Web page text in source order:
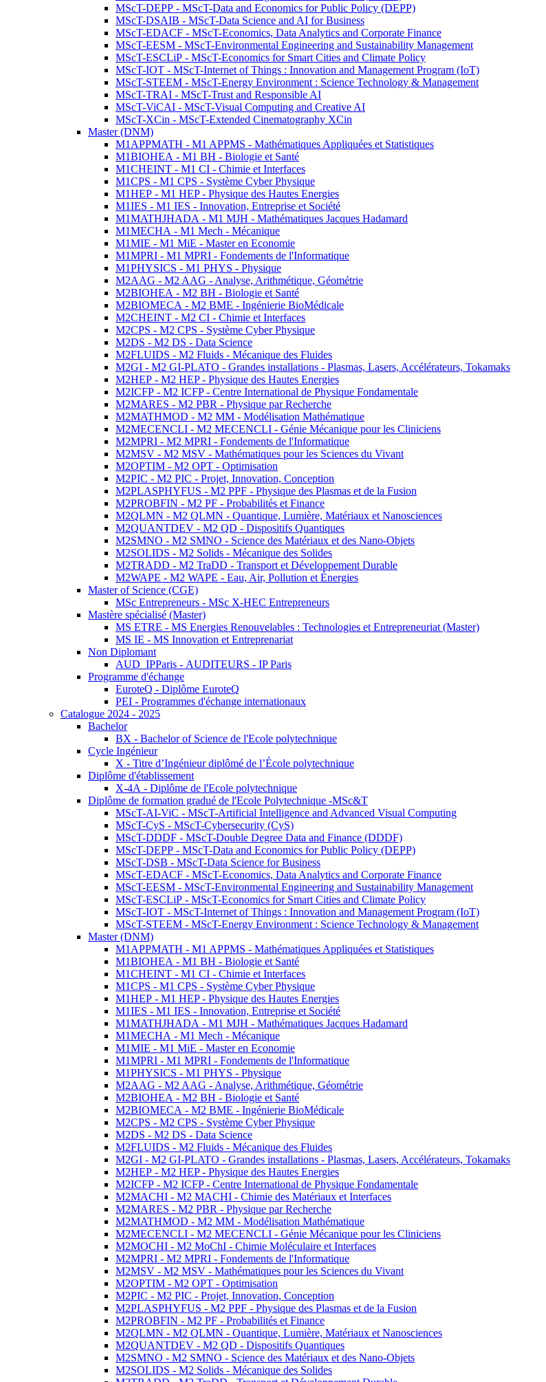
MScT-DEPP - MScT-Data and Economics for Public Policy (DEPP)
MScT-DSAIB - MScT-Data Science and AI for Business
MScT-EDACF - MScT-Economics, Data Analytics and Corporate Finance
MScT-EESM - MScT-Environmental Engineering and Sustainability Management
MScT-ESCLiP - MScT-Economics for Smart Cities and Climate Policy
MScT-IOT - MScT-Internet of Things : Innovation and Management Program (IoT)
MScT-STEEM - MScT-Energy Environment : Science Technology & Management
MScT-TRAI - MScT-Trust and Responsible AI
MScT-ViCAI - MScT-Visual Computing and Creative AI
MScT-XCin - MScT-Extended Cinematography XCin
Master (DNM)
M1APPMATH - M1 APPMS - Mathématiques Appliquées et Statistiques
M1BIOHEA - M1 BH - Biologie et Santé
M1CHEINT - M1 CI - Chimie et Interfaces
M1CPS - M1 CPS - Système Cyber Physique
M1HEP - M1 HEP - Physique des Hautes Energies
M1IES - M1 IES - Innovation, Entreprise et Société
M1MATHJHADA - M1 MJH - Mathématiques Jacques Hadamard
M1MECHA - M1 Mech - Mécanique
M1MIE - M1 MiE - Master en Economie
M1MPRI - M1 MPRI - Fondements de l'Informatique
M1PHYSICS - M1 PHYS - Physique
M2AAG - M2 AAG - Analyse, Arithmétique, Géométrie
M2BIOHEA - M2 BH - Biologie et Santé
M2BIOMECA - M2 BME - Ingénierie BioMédicale
M2CHEINT - M2 CI - Chimie et Interfaces
M2CPS - M2 CPS - Système Cyber Physique
M2DS - M2 DS - Data Science
M2FLUIDS - M2 Fluids - Mécanique des Fluides
M2GI - M2 GI-PLATO - Grandes installations - Plasmas, Lasers, Accélérateurs, Tokamaks
M2HEP - M2 HEP - Physique des Hautes Energies
M2ICFP - M2 ICFP - Centre International de Physique Fondamentale
M2MARES - M2 PBR - Physique par Recherche
M2MATHMOD - M2 MM - Modélisation Mathématique
M2MECENCLI - M2 MECENCLI - Génie Mécanique pour les Cliniciens
M2MPRI - M2 MPRI - Fondements de l'Informatique
M2MSV - M2 MSV - Mathématiques pour les Sciences du Vivant
M2OPTIM - M2 OPT - Optimisation
M2PIC - M2 PIC - Projet, Innovation, Conception
M2PLASPHYFUS - M2 PPF - Physique des Plasmas et de la Fusion
M2PROBFIN - M2 PF - Probabilités et Finance
M2QLMN - M2 QLMN - Quantique, Lumière, Matériaux et Nanosciences
M2QUANTDEV - M2 QD - Dispositifs Quantiques
M2SMNO - M2 SMNO - Science des Matériaux et des Nano-Objets
M2SOLIDS - M2 Solids - Mécanique des Solides
M2TRADD - M2 TraDD - Transport et Développement Durable
M2WAPE - M2 WAPE - Eau, Air, Pollution et Énergies
Master of Science (CGE)
MSc Entrepreneurs - MSc X-HEC Entrepreneurs
Mastère spécialisé (Master)
MS ETRE - MS Energies Renouvelables : Technologies et Entrepreneuriat (Master)
MS IE - MS Innovation et Entreprenariat
Non Diplomant
AUD_IPParis - AUDITEURS - IP Paris
Programme d'échange
EuroteQ - Diplôme EuroteQ
PEI - Programmes d'échange internationaux
Catalogue 2024 - 2025
Bachelor
BX - Bachelor of Science de l'Ecole polytechnique
Cycle Ingénieur
X - Titre d’Ingénieur diplômé de l’École polytechnique
Diplôme d'établissement
X-4A - Diplôme de l'Ecole polytechnique
Diplôme de formation gradué de l'Ecole Polytechnique -MSc&T
MScT-AI-ViC - MScT-Artificial Intelligence and Advanced Visual Computing
MScT-CyS - MScT-Cybersecurity (CyS)
MScT-DDDF - MScT-Double Degree Data and Finance (DDDF)
MScT-DEPP - MScT-Data and Economics for Public Policy (DEPP)
MScT-DSB - MScT-Data Science for Business
MScT-EDACF - MScT-Economics, Data Analytics and Corporate Finance
MScT-EESM - MScT-Environmental Engineering and Sustainability Management
MScT-ESCLiP - MScT-Economics for Smart Cities and Climate Policy
MScT-IOT - MScT-Internet of Things : Innovation and Management Program (IoT)
MScT-STEEM - MScT-Energy Environment : Science Technology & Management
Master (DNM)
M1APPMATH - M1 APPMS - Mathématiques Appliquées et Statistiques
M1BIOHEA - M1 BH - Biologie et Santé
M1CHEINT - M1 CI - Chimie et Interfaces
M1CPS - M1 CPS - Système Cyber Physique
M1HEP - M1 HEP - Physique des Hautes Energies
M1IES - M1 IES - Innovation, Entreprise et Société
M1MATHJHADA - M1 MJH - Mathématiques Jacques Hadamard
M1MECHA - M1 Mech - Mécanique
M1MIE - M1 MiE - Master en Economie
M1MPRI - M1 MPRI - Fondements de l'Informatique
M1PHYSICS - M1 PHYS - Physique
M2AAG - M2 AAG - Analyse, Arithmétique, Géométrie
M2BIOHEA - M2 BH - Biologie et Santé
M2BIOMECA - M2 BME - Ingénierie BioMédicale
M2CPS - M2 CPS - Système Cyber Physique
M2DS - M2 DS - Data Science
M2FLUIDS - M2 Fluids - Mécanique des Fluides
M2GI - M2 GI-PLATO - Grandes installations - Plasmas, Lasers, Accélérateurs, Tokamaks
M2HEP - M2 HEP - Physique des Hautes Energies
M2ICFP - M2 ICFP - Centre International de Physique Fondamentale
M2MACHI - M2 MACHI - Chimie des Matériaux et Interfaces
M2MARES - M2 PBR - Physique par Recherche
M2MATHMOD - M2 MM - Modélisation Mathématique
M2MECENCLI - M2 MECENCLI - Génie Mécanique pour les Cliniciens
M2MOCHI - M2 MoChI - Chimie Moléculaire et Interfaces
M2MPRI - M2 MPRI - Fondements de l'Informatique
M2MSV - M2 MSV - Mathématiques pour les Sciences du Vivant
M2OPTIM - M2 OPT - Optimisation
M2PIC - M2 PIC - Projet, Innovation, Conception
M2PLASPHYFUS - M2 PPF - Physique des Plasmas et de la Fusion
M2PROBFIN - M2 PF - Probabilités et Finance
M2QLMN - M2 QLMN - Quantique, Lumière, Matériaux et Nanosciences
M2QUANTDEV - M2 QD - Dispositifs Quantiques
M2SMNO - M2 SMNO - Science des Matériaux et des Nano-Objets
M2SOLIDS - M2 Solids - Mécanique des Solides